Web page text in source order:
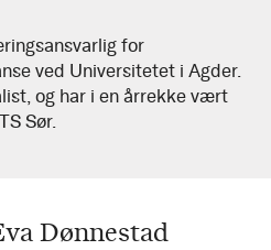
for
ved Universitetet i Agder.
og har i en årrekke vært
Sør.
Dønnestad